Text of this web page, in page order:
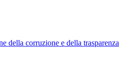
della corruzione e della trasparenza